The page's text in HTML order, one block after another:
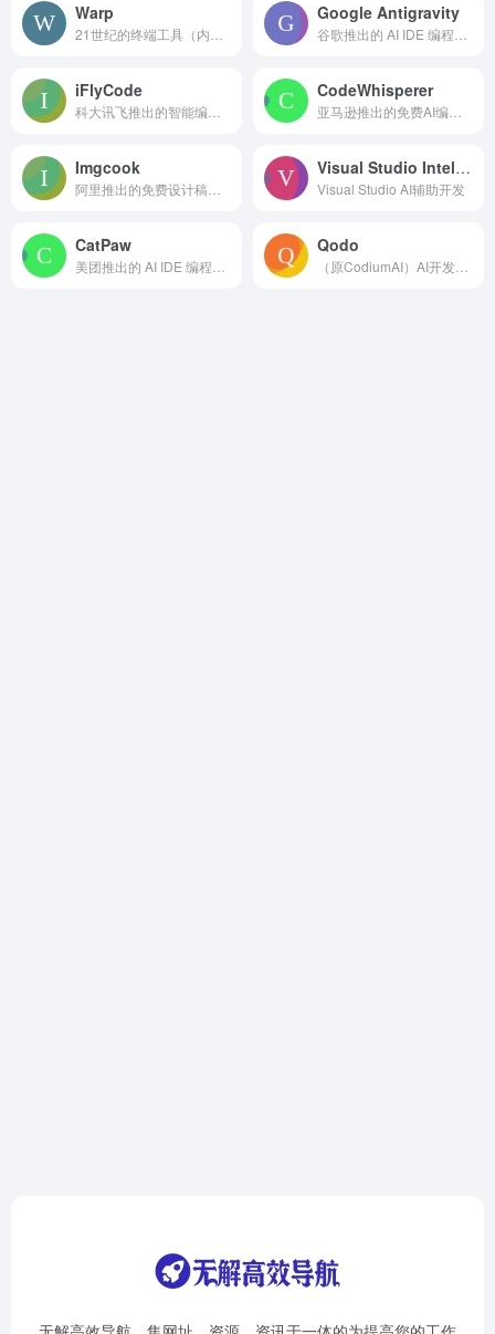
Warp Google Antigravity
iFlyCode CodeWhisperer
Imgcook Visual Studio IntelliCode
Visual Studio AI辅助开发
CatPaw Qodo